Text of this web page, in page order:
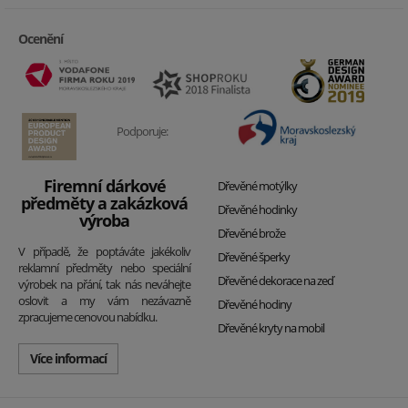
Ocenění
Podporuje:
Firemní dárkové
předměty a zakázková
výroba
V případě, že poptáváte jakékoliv
reklamní předměty nebo speciální
výrobek na přání, tak nás neváhejte
oslovit a my vám nezávazně
zpracujeme cenovou nabídku.
Více informací
Dřevěné motýlky
Dřevěné hodinky
Dřevěné brože
Dřevěné šperky
Dřevěné dekorace na zeď
Dřevěné hodiny
Dřevěné kryty na mobil